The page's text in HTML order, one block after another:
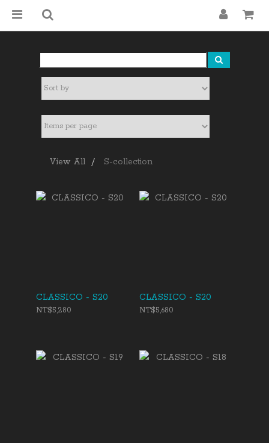
View All S-collection
CLASSICO - S20
NT$5,280
CLASSICO - S20
NT$5,680